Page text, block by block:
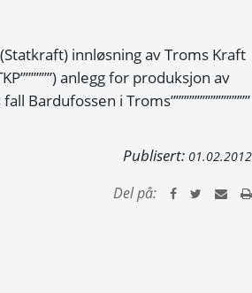
innløsning av Troms Kraft
anlegg for produksjon av
Bardufossen i Troms”””””””””””””””
Publisert: 01.02.2012
Del på: